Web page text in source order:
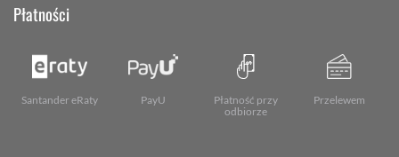
Płatności
Santander eRaty PayU
Płatność przy
odbiorze
Przelewem